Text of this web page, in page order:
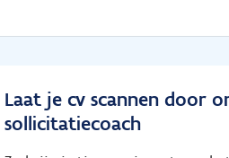
Laat je cv scannen door
sollicitatiecoach